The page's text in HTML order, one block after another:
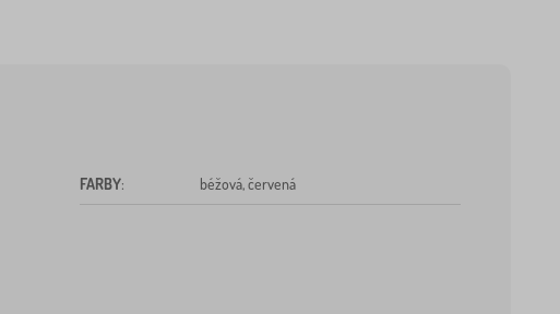
FARBY: béžová, červená